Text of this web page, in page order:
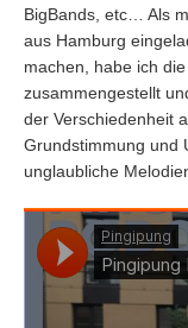
BigBands, etc… Als
aus Hamburg
machen, habe ich
zusammengestellt
der Verschiedenheit
Grundstimmung und
unglaubliche